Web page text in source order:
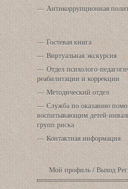
Антикоррупционная
Гостевая книга
Виртуальная экскурсия
Отдел психолого-
реабилитации и коррекции
Методический отдел
Служба по оказанию
воспитывающим детей-
групп риска
Контактная информация
Мой профиль/Выход